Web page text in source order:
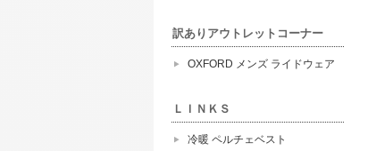
訳ありアウトレットコーナー
OXFORD メンズ ライドウェア
ＬＩＮＫＳ
冷暖 ペルチェベスト